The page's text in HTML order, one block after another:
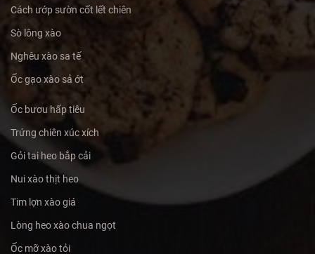
Cách ướp sườn cốt lết chiên
Sò lông xào
Nghêu xào sa tế
Ốc gạo xào sả ớt
Ốc bươu hấp tiêu
Trứng chiên xúc xích
Gỏi tai heo bắp cải
Nui xào thịt heo
Tim lợn xào giá
Lòng heo xào chua ngọt
Ốc mỡ xào tỏi